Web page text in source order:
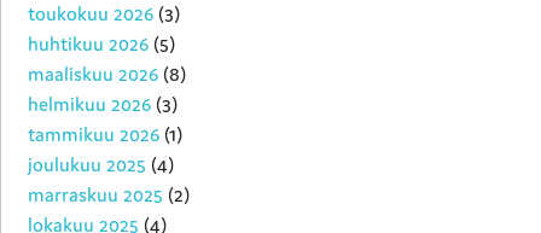
toukokuu 2026 (3)
huhtikuu 2026 (5)
maaliskuu 2026 (8)
helmikuu 2026 (3)
tammikuu 2026 (1)
joulukuu 2025 (4)
marraskuu 2025 (2)
lokakuu 2025 (4)